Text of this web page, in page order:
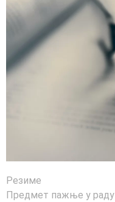
Резиме
Предмет пажње у раду